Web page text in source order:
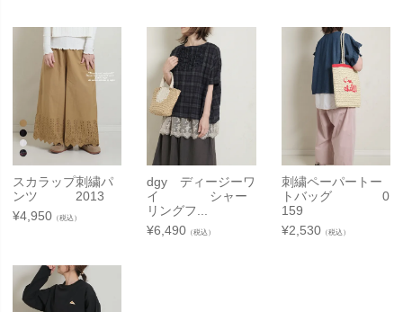
スカラップ刺繍パ
ンツ 2013
¥4,950 （税込）
dgy ディージーワ
イ シャー
リングフ...
¥6,490 （税込）
刺繍ペーパートー
トバッグ 0
159
¥2,530（税込）